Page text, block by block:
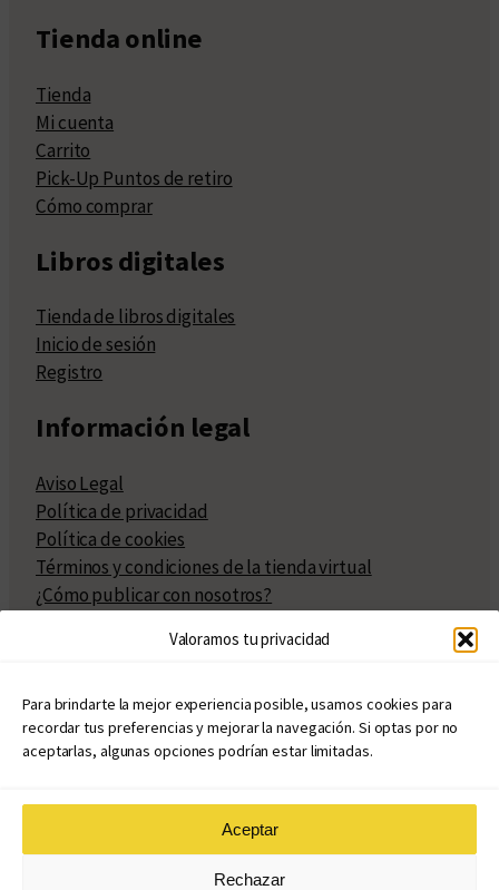
Valoramos tu privacidad
Para brindarte la mejor experiencia posible, usamos cookies para
recordar tus preferencias y mejorar la navegación. Si optas por no
aceptarlas, algunas opciones podrían estar limitadas.
Aceptar
Rechazar
Tienda online
Tienda
Mi cuenta
Carrito
Pick-Up Puntos de retiro
Cómo comprar
Libros digitales
Tienda de libros digitales
Inicio de sesión
Registro
Información legal
Aviso Legal
Política de privacidad
Política de cookies
Términos y condiciones de la tienda virtual
¿Cómo publicar con nosotros?
Políticas de publicación
Políticas de coedición
Atribuciones